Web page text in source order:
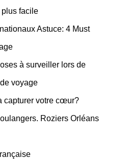
facile
Astuce: 4 Must
à surveiller lors de
voyage
capturer votre cœur?
Roziers Orléans